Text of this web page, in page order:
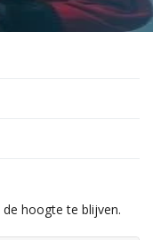
hoogte te blijven.